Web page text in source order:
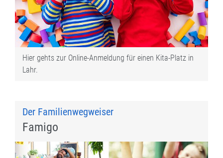
Hier gehts zur Online-Anmeldung für einen Kita-Platz in
Lahr.
Der Familienwegweiser
Famigo